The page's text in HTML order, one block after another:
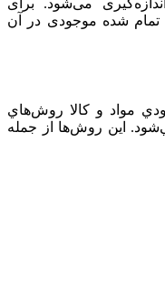
تمام شده موجودی در آن
مواد و کالا روش‌هاي‌
اين‌ روش‌ها از جمله‌